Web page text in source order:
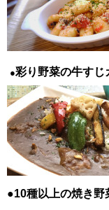
●彩り野菜の牛す
●10種以上の焼き